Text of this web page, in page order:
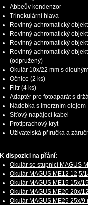
Abbeův kondenzor
Trinokulární hlava
Rovinný achromatický
Rovinný achromatický
Rovinný achromatický
Rovinný achromatický
(odpružený)
Okulár 10x/22 mm s
Očnice (2 ks)
Filtr (4 ks)
Adaptér pro fotoaparát s
Nádobka s imerzním olejem
Síťový napájecí kabel
Protiprachový kryt
Uživatelská příručka a
K dispozici na přání:
Okulár se stupnicí MAGUS
Okulár MAGUS ME12 12,5/
Okulár MAGUS ME15 15x/
Okulár MAGUS ME20 20х/
Okulár MAGUS ME25 25х/9